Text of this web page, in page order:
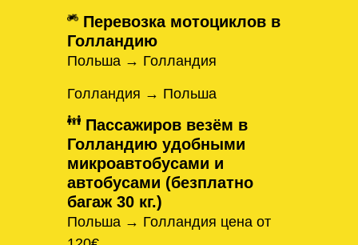
Перевозка мотоциклов в
Голландию
Польша → Голландия
Голландия → Польша
Пассажиров везём в
Голландию удобными
микроавтобусами и
автобусами (безплатно
багаж 30 кг.)
Польша → Голландия цена от